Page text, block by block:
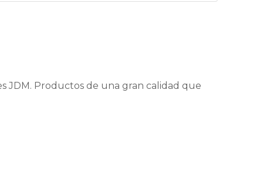
JDM. Productos de una gran calidad que